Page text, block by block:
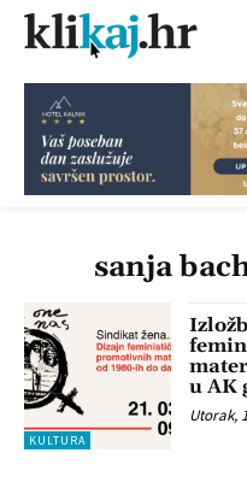
sanja
KULTURA
u AK
Utorak,